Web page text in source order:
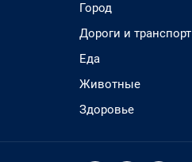
Город
Дороги и транспорт
Еда
Животные
Здоровье